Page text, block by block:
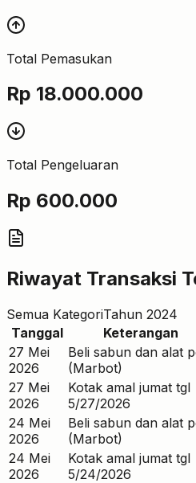
Total Pemasukan
Rp 18.000.000
Total Pengeluaran
Rp 600.000
Riwayat Transaksi
Semua KategoriTahun 2024
Tanggal
Keterangan
27 Mei
2026
Beli sabun dan alat
(Marbot)
27 Mei
2026
Kotak amal jumat tgl
5/27/2026
24 Mei
2026
Beli sabun dan alat
(Marbot)
24 Mei
2026
Kotak amal jumat tgl
5/24/2026